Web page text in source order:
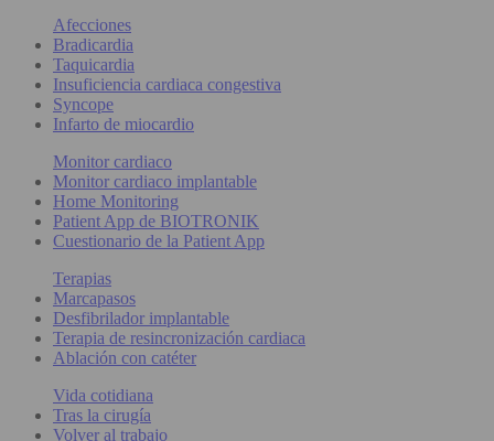
Afecciones
Bradicardia
Taquicardia
Insuficiencia cardiaca congestiva
Syncope
Infarto de miocardio
Monitor cardiaco
Monitor cardiaco implantable
Home Monitoring
Patient App de BIOTRONIK
Cuestionario de la Patient App
Terapias
Marcapasos
Desfibrilador implantable
Terapia de resincronización cardiaca
Ablación con catéter
Vida cotidiana
Tras la cirugía
Volver al trabajo